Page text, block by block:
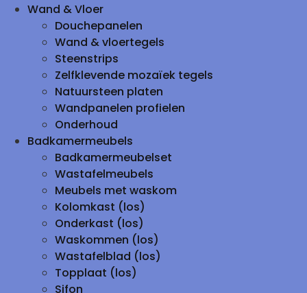
Wand & Vloer
Douchepanelen
Wand & vloertegels
Steenstrips
Zelfklevende mozaïek tegels
Natuursteen platen
Wandpanelen profielen
Onderhoud
Badkamermeubels
Badkamermeubelset
Wastafelmeubels
Meubels met waskom
Kolomkast (los)
Onderkast (los)
Waskommen (los)
Wastafelblad (los)
Topplaat (los)
Sifon